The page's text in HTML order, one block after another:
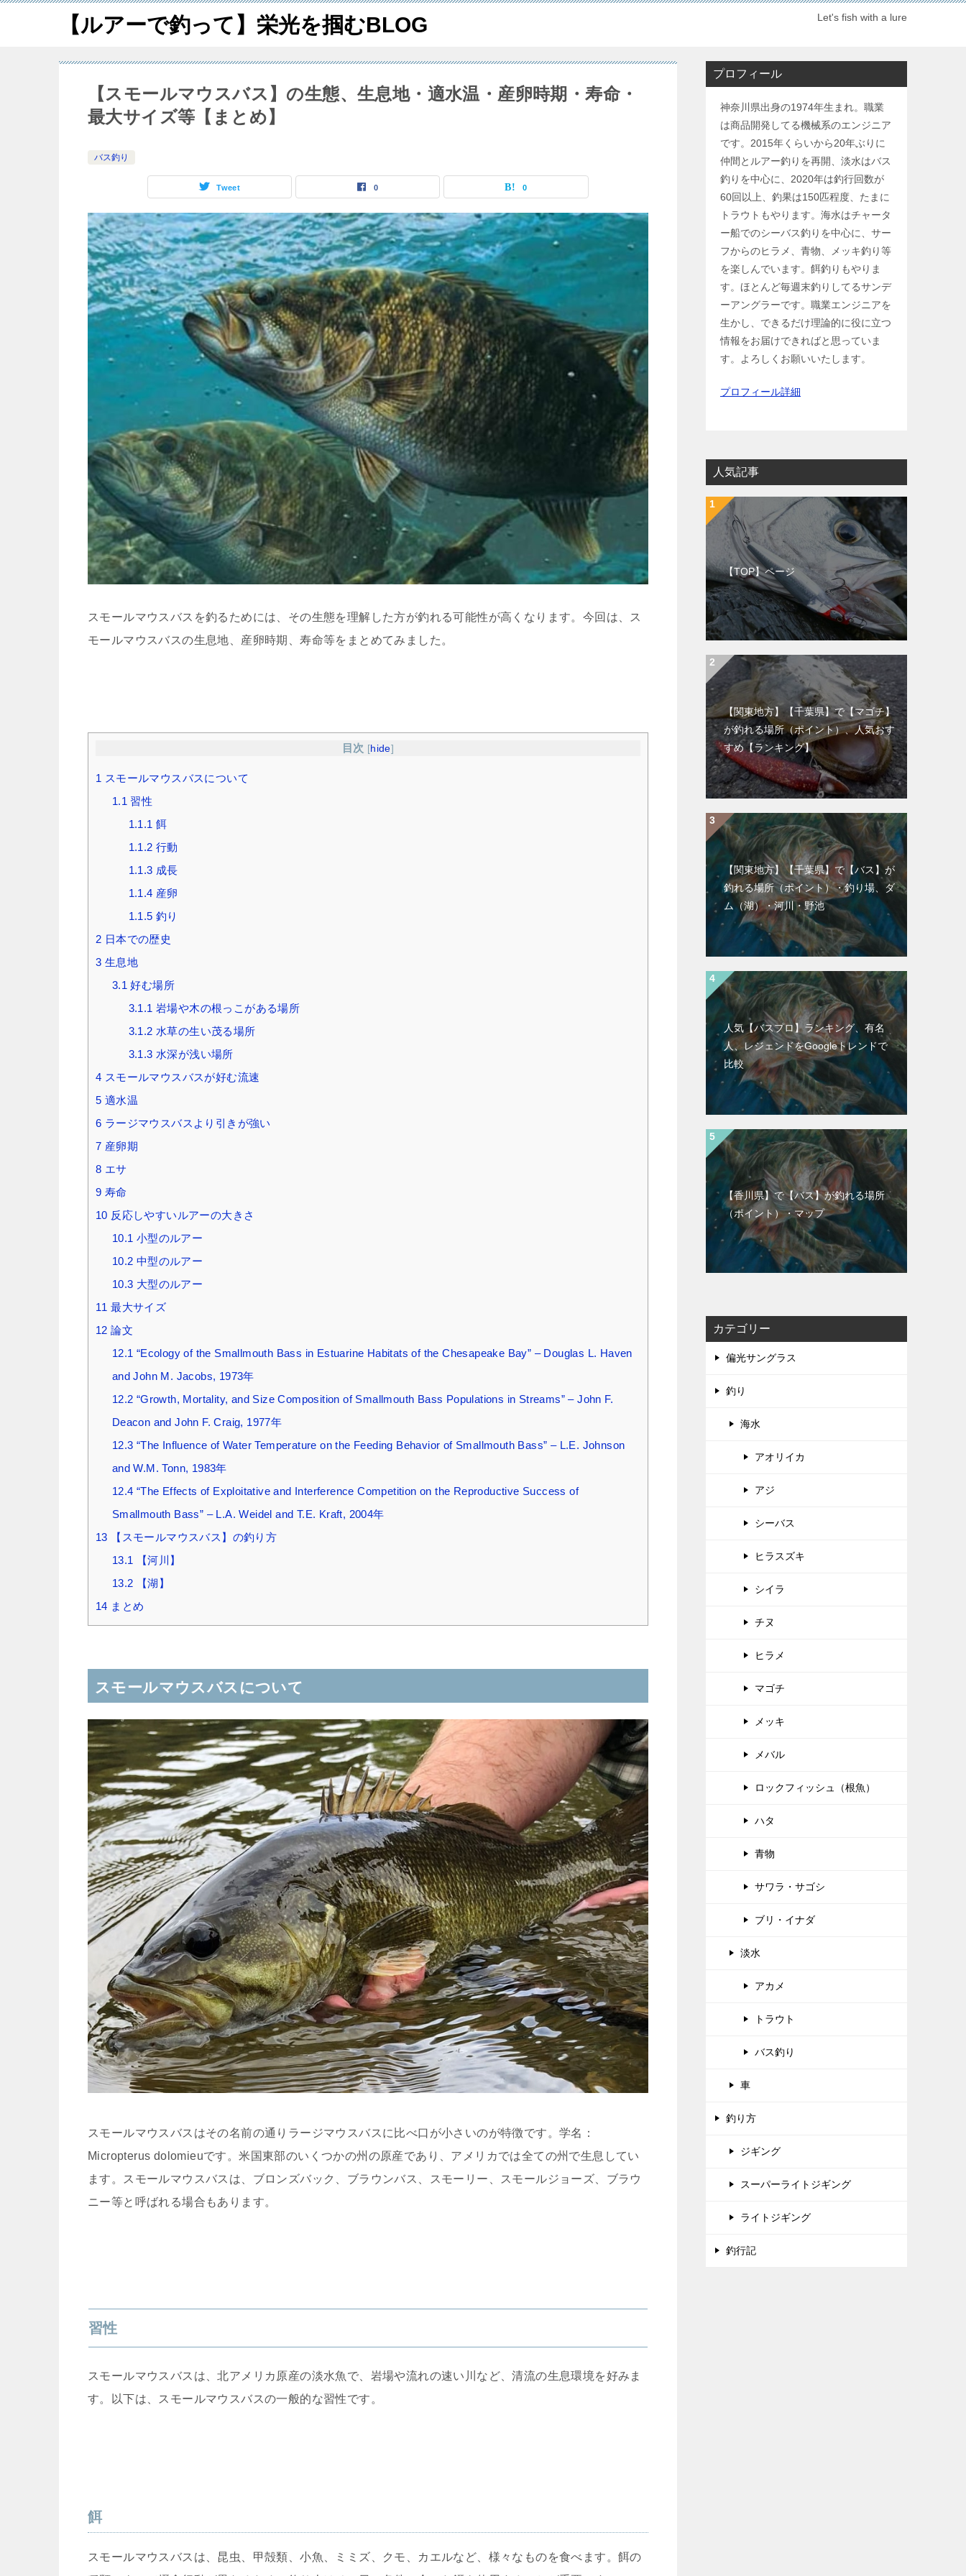
【ルアーで釣って】栄光を掴むBLOG Let's fish with a lure
【スモールマウスバス】の生態、生息地・適水温・産卵時期・寿命・
最大サイズ等【まとめ】
バス釣り
Tweet 0 0
スモールマウスバスを釣るためには、その生態を理解した方が釣れる可能性が高くなります。今回は、ス
モールマウスバスの生息地、産卵時期、寿命等をまとめてみました。
目次 [hide]
1 スモールマウスバスについて
1.1 習性
1.1.1 餌
1.1.2 行動
1.1.3 成長
1.1.4 産卵
1.1.5 釣り
2 日本での歴史
3 生息地
3.1 好む場所
3.1.1 岩場や木の根っこがある場所
3.1.2 水草の生い茂る場所
3.1.3 水深が浅い場所
4 スモールマウスバスが好む流速
5 適水温
6 ラージマウスバスより引きが強い
7 産卵期
8 エサ
9 寿命
10 反応しやすいルアーの大きさ
10.1 小型のルアー
10.2 中型のルアー
10.3 大型のルアー
11 最大サイズ
12 論文
12.1 “Ecology of the Smallmouth Bass in Estuarine Habitats of the Chesapeake Bay” – Douglas L. Haven
and John M. Jacobs, 1973年
12.2 “Growth, Mortality, and Size Composition of Smallmouth Bass Populations in Streams” – John F.
Deacon and John F. Craig, 1977年
12.3 “The Influence of Water Temperature on the Feeding Behavior of Smallmouth Bass” – L.E. Johnson
and W.M. Tonn, 1983年
12.4 “The Effects of Exploitative and Interference Competition on the Reproductive Success of
Smallmouth Bass” – L.A. Weidel and T.E. Kraft, 2004年
13 【スモールマウスバス】の釣り方
13.1 【河川】
13.2 【湖】
14 まとめ
スモールマウスバスについて
スモールマウスバスはその名前の通りラージマウスバスに比べ口が小さいのが特徴です。学名：
Micropterus dolomieuです。米国東部のいくつかの州の原産であり、アメリカでは全ての州で生息してい
ます。スモールマウスバスは、ブロンズバック、ブラウンバス、スモーリー、スモールジョーズ、ブラウ
ニー等と呼ばれる場合もあります。
習性
スモールマウスバスは、北アメリカ原産の淡水魚で、岩場や流れの速い川など、清流の生息環境を好みま
す。以下は、スモールマウスバスの一般的な習性です。
餌
スモールマウスバスは、昆虫、甲殻類、小魚、ミミズ、クモ、カエルなど、様々なものを食べます。餌の
プロフィール
神奈川県出身の1974年生まれ。職業
は商品開発してる機械系のエンジニア
です。2015年くらいから20年ぶりに
仲間とルアー釣りを再開、淡水はバス
釣りを中心に、2020年は釣行回数が
60回以上、釣果は150匹程度、たまに
トラウトもやります。海水はチャータ
ー船でのシーバス釣りを中心に、サー
フからのヒラメ、青物、メッキ釣り等
を楽しんでいます。餌釣りもやりま
す。ほとんど毎週末釣りしてるサンデ
ーアングラーです。職業エンジニアを
生かし、できるだけ理論的に役に立つ
情報をお届けできればと思っていま
す。よろしくお願いいたします。
プロフィール詳細
人気記事
【TOP】ページ
【関東地方】【千葉県】で【マゴチ】
が釣れる場所（ポイント）、人気おす
すめ【ランキング】
【関東地方】【千葉県】で【バス】が
釣れる場所（ポイント）・釣り場、ダ
ム（湖）・河川・野池
人気【バスプロ】ランキング、有名
人、レジェンドをGoogleトレンドで
比較
【香川県】で【バス】が釣れる場所
（ポイント）・マップ
カテゴリー
偏光サングラス
釣り
海水
アオリイカ
アジ
シーバス
ヒラスズキ
シイラ
チヌ
ヒラメ
マゴチ
メッキ
メバル
ロックフィッシュ（根魚）
ハタ
青物
サワラ・サゴシ
ブリ・イナダ
淡水
アカメ
トラウト
バス釣り
車
釣り方
ジギング
スーパーライトジギング
ライトジギング
釣行記